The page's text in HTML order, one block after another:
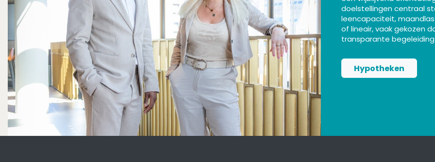
doelstellingen centraal
leencapaciteit,
of lineair, vaak gekozen
transparante begeleiding
Hypotheken